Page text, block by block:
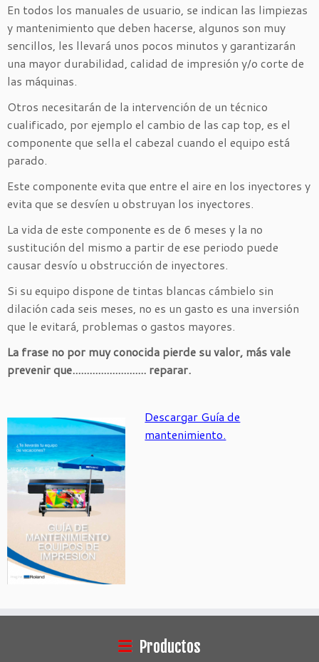
En todos los manuales de usuario, se indican las limpiezas
y mantenimiento que deben hacerse, algunos son muy
sencillos, les llevará unos pocos minutos y garantizarán
una mayor durabilidad, calidad de impresión y/o corte de
las máquinas.
Otros necesitarán de la intervención de un técnico
cualificado, por ejemplo el cambio de las cap top, es el
componente que sella el cabezal cuando el equipo está
parado.
Este componente evita que entre el aire en los inyectores y
evita que se desvíen u obstruyan los inyectores.
La vida de este componente es de 6 meses y la no
sustitución del mismo a partir de ese periodo puede
causar desvío u obstrucción de inyectores.
Si su equipo dispone de tintas blancas cámbielo sin
dilación cada seis meses, no es un gasto es una inversión
que le evitará, problemas o gastos mayores.
La frase no por muy conocida pierde su valor, más vale
prevenir que.......................... reparar.
Descargar Guía de
mantenimiento.
Productos